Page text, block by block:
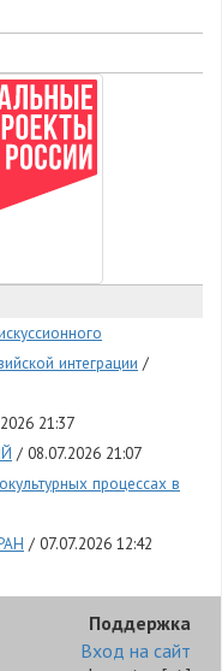
интеграции
21:37
08.07.2026 21:07
процессах в
07.07.2026 12:42
Поддержка
Вход на сайт